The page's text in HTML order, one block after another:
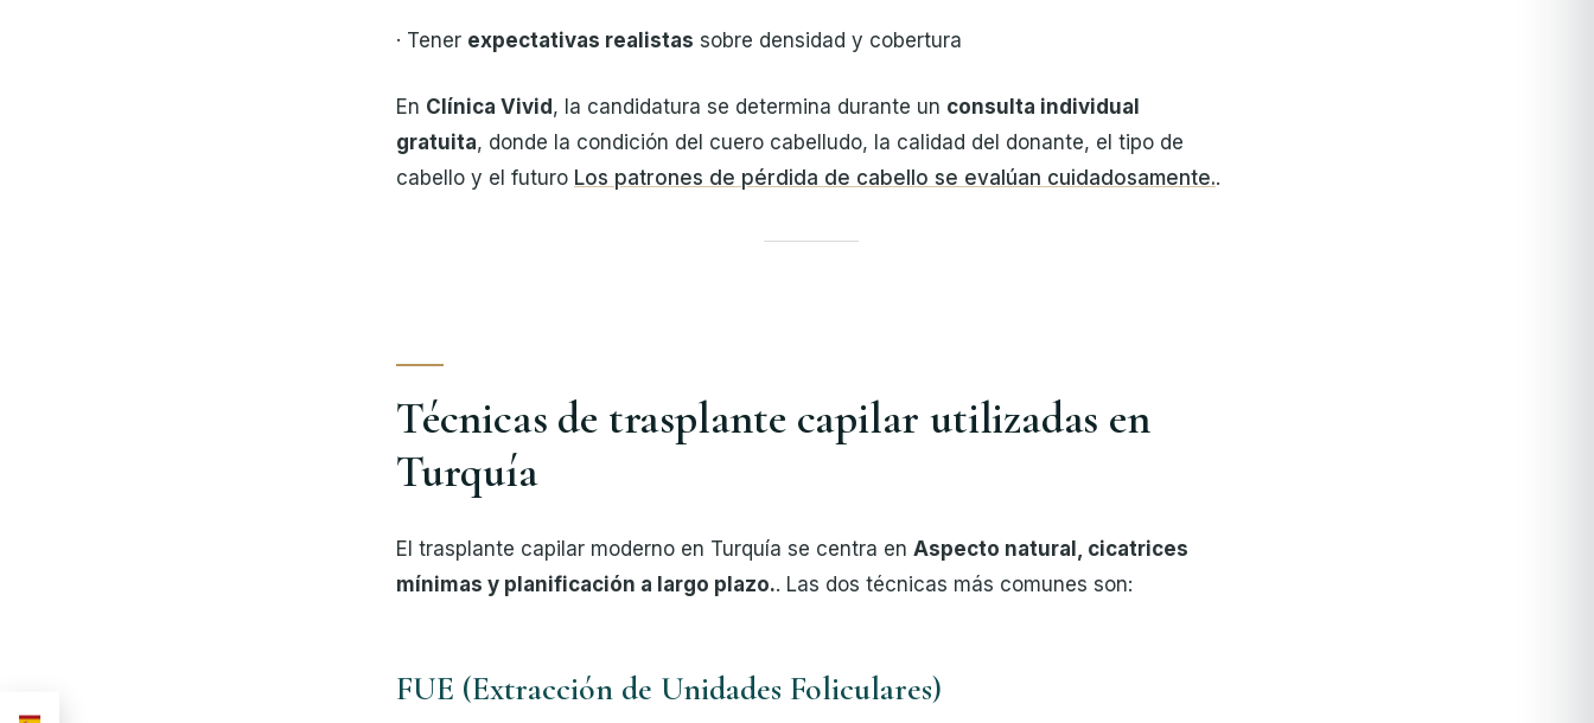
· Tener expectativas realistas sobre densidad y cobertura
En Clínica Vivid, la candidatura se determina durante un consulta individual
gratuita, donde la condición del cuero cabelludo, la calidad del donante, el tipo de
cabello y el futuro Los patrones de pérdida de cabello se evalúan cuidadosamente..
Técnicas de trasplante capilar utilizadas en
Turquía
El trasplante capilar moderno en Turquía se centra en Aspecto natural, cicatrices
mínimas y planificación a largo plazo.. Las dos técnicas más comunes son:
FUE (Extracción de Unidades Foliculares)